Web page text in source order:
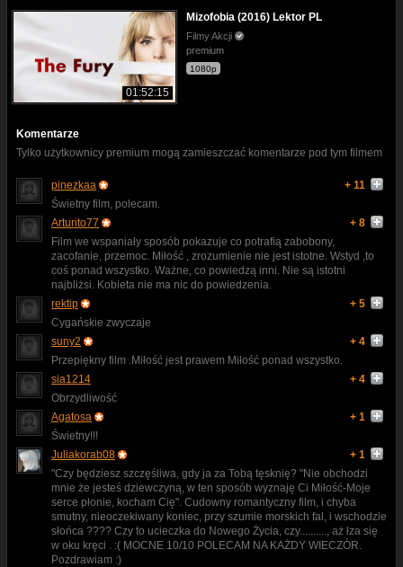
01:52:15
Mizofobia (2016) Lektor PL
Filmy Akcji
premium
1080p
Komentarze
Tylko użytkownicy premium mogą zamieszczać komentarze pod tym filmem
pinezkaa
+ 11
Świetny film, polecam.
Arturito77
+ 8
Film we wspaniały sposób pokazuje co potrafią zabobony,
zacofanie, przemoc. Miłość , zrozumienie nie jest istotne. Wstyd ,to
coś ponad wszystko. Ważne, co powiedzą inni. Nie są istotni
najbliżsi. Kobieta nie ma nic do powiedzenia.
rektip
+ 5
Cygańskie zwyczaje
suny2
+ 4
Przepiękny film .Miłość jest prawem Miłość ponad wszystko.
sia1214
+ 4
Obrzydliwość
Agatosa
+ 1
Świetny!!!
Juliakorab08
+ 1
"Czy będziesz szczęśliwa, gdy ja za Tobą tęsknię? "Nie obchodzi
mnie że jesteś dziewczyną, w ten sposób wyznaję Ci Miłość-Moje
serce płonie, kocham Cię". Cudowny romantyczny film, i chyba
smutny, nieoczekiwany koniec, przy szumie morskich fal, i wschodzie
słońca ???? Czy to ucieczka do Nowego Życia, czy.........., aż łza się
w oku kręci . :( MOCNE 10/10 POLECAM NA KAŻDY WIECZÓR.
Pozdrawiam :)